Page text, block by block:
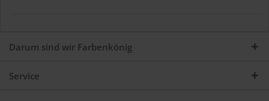
Darum sind wir Farbenkönig
Service